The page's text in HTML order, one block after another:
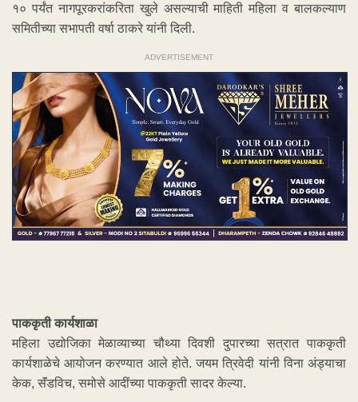
१० पर्यंत नागपूरकरांकरिता खुले असल्याची माहिती महिला व बालकल्याण
समितीच्या सभापती वर्षा ठाकरे यांनी दिली.
ADVERTISEMENT
पाककृती कार्यशाळा
महिला उद्योजिका मेळाव्याच्या चौथ्या दिवशी दुपारच्या सत्रात पाककृती
कार्यशाळेचे आयोजन करण्यात आले होते. जयम त्रिवेदी यांनी विना अंड्याचा
केक, सॅंडविच, समोसे आदींच्या पाककृती सादर केल्या.